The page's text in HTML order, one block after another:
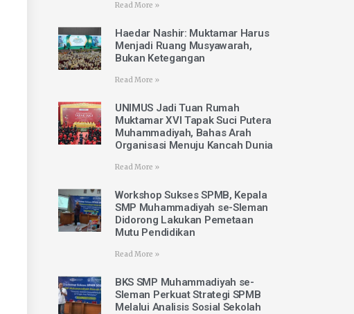
Read More »
Haedar Nashir: Muktamar Harus
Menjadi Ruang Musyawarah,
Bukan Ketegangan
Read More »
UNIMUS Jadi Tuan Rumah
Muktamar XVI Tapak Suci Putera
Muhammadiyah, Bahas Arah
Organisasi Menuju Kancah Dunia
Read More »
Workshop Sukses SPMB, Kepala
SMP Muhammadiyah se-Sleman
Didorong Lakukan Pemetaan
Mutu Pendidikan
Read More »
BKS SMP Muhammadiyah se-
Sleman Perkuat Strategi SPMB
Melalui Analisis Sosial Sekolah